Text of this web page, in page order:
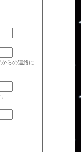
らの連絡に